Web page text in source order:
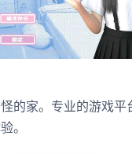
的家。专业的游戏平
。